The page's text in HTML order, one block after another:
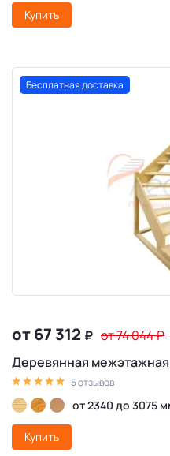
Купить
Бесплатная доставка
от 67 312 ₽ от 74 044₽
Деревянная
5 отзывов
от 2340 до 3075
Купить